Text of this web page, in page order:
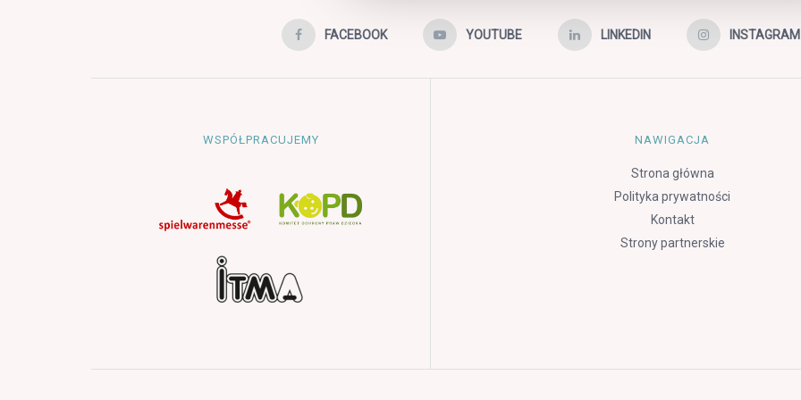
FACEBOOK YOUTUBE LINKEDIN INSTAGRAM
WSPÓŁPRACUJEMY NAWIGACJA
Strona główna
Polityka prywatności
Kontakt
Strony partnerskie